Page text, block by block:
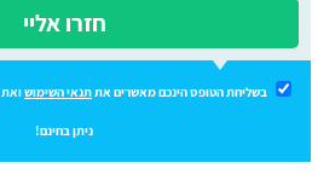
חזרו אליי
בשליחת הטופס הינכם מאשרים את תנאי השימושואת
ניתן בחינם!